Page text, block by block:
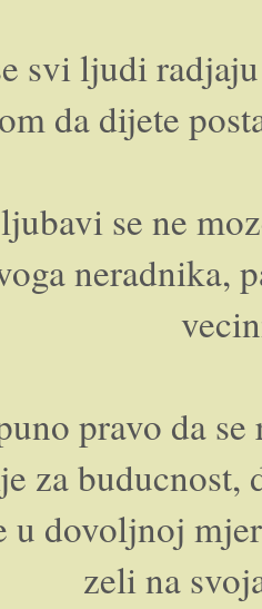
svi ljudi
da dijete
se ne
neradnika,
pravo da
za buducnost,
u dovoljnoj
zeli na